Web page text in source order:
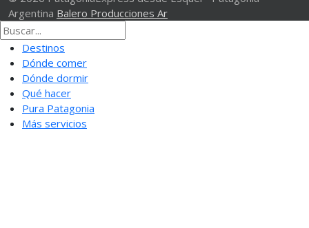
Argentina Balero Producciones Ar
Destinos
Dónde comer
Dónde dormir
Qué hacer
Pura Patagonia
Más servicios